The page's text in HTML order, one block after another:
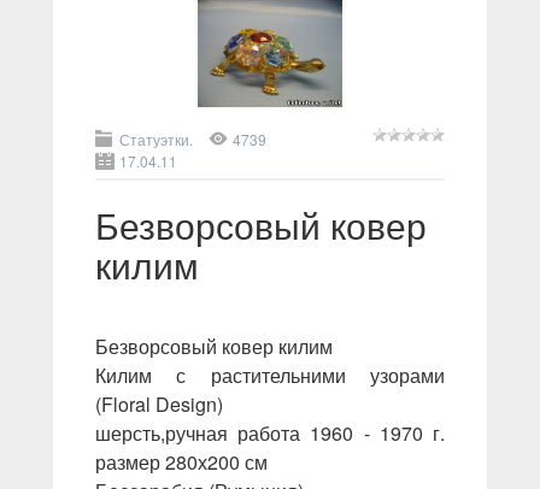
Статуэтки.
4739
17.04.11
Безворсовый ковер
килим
Безворсовый ковер килим
Килим с растительними узорами
(Floral Design)
шерсть,ручная работа 1960 - 1970 г.
размер 280х200 см